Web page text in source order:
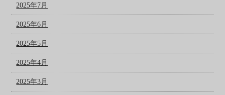
2025年7月
2025年6月
2025年5月
2025年4月
2025年3月